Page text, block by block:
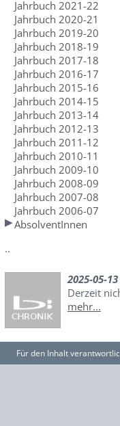
Jahrbuch 2021-22
Jahrbuch 2020-21
Jahrbuch 2019-20
Jahrbuch 2018-19
Jahrbuch 2017-18
Jahrbuch 2016-17
Jahrbuch 2015-16
Jahrbuch 2014-15
Jahrbuch 2013-14
Jahrbuch 2012-13
Jahrbuch 2011-12
Jahrbuch 2010-11
Jahrbuch 2009-10
Jahrbuch 2008-09
Jahrbuch 2007-08
Jahrbuch 2006-07
AbsolventInnen
..
2025-05-13
Derzeit
mehr...
Für den Inhalt